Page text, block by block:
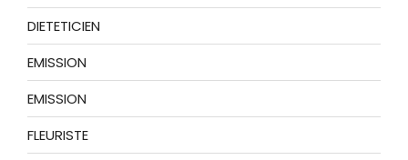
DIETETICIEN
EMISSION
EMISSION
FLEURISTE